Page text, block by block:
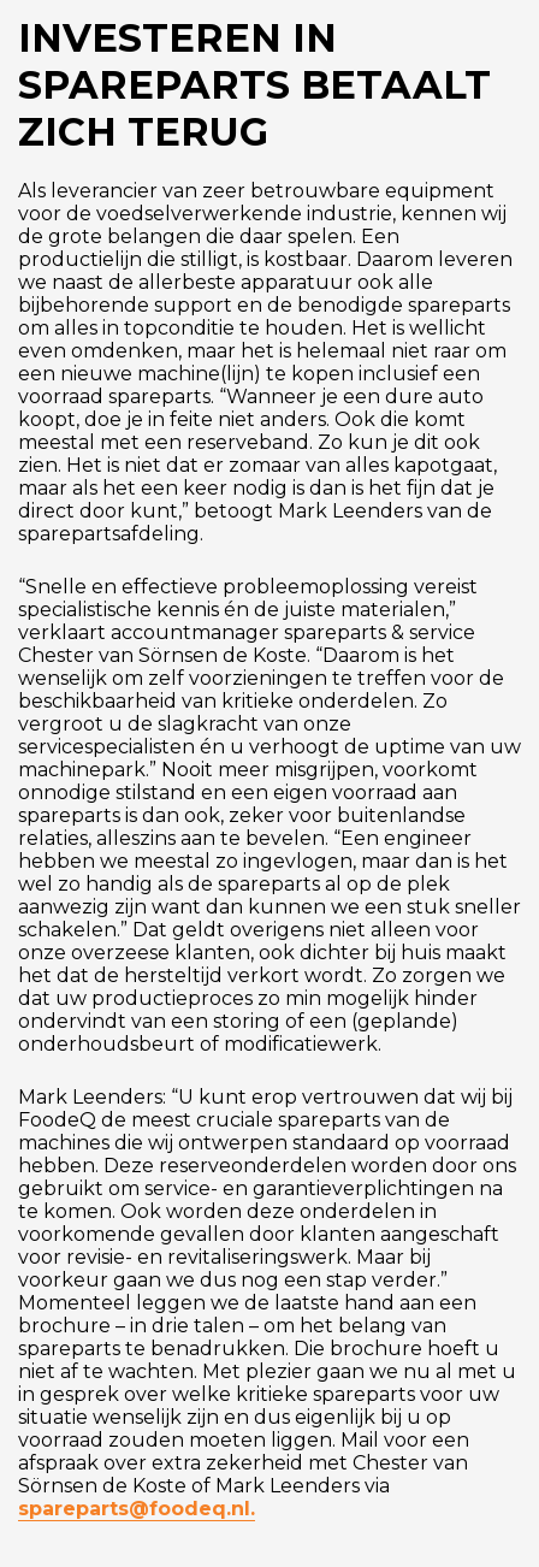
INVESTEREN IN
SPAREPARTS BETAALT
ZICH TERUG
Als leverancier van zeer betrouwbare equipment
voor de voedselverwerkende industrie, kennen wij
de grote belangen die daar spelen. Een
productielijn die stilligt, is kostbaar. Daarom leveren
we naast de allerbeste apparatuur ook alle
bijbehorende support en de benodigde spareparts
om alles in topconditie te houden. Het is wellicht
even omdenken, maar het is helemaal niet raar om
een nieuwe machine(lijn) te kopen inclusief een
voorraad spareparts. “Wanneer je een dure auto
koopt, doe je in feite niet anders. Ook die komt
meestal met een reserveband. Zo kun je dit ook
zien. Het is niet dat er zomaar van alles kapotgaat,
maar als het een keer nodig is dan is het fijn dat je
direct door kunt,” betoogt Mark Leenders van de
sparepartsafdeling.
“Snelle en effectieve probleemoplossing vereist
specialistische kennis én de juiste materialen,”
verklaart accountmanager spareparts & service
Chester van Sörnsen de Koste. “Daarom is het
wenselijk om zelf voorzieningen te treffen voor de
beschikbaarheid van kritieke onderdelen. Zo
vergroot u de slagkracht van onze
servicespecialisten én u verhoogt de uptime van uw
machinepark.” Nooit meer misgrijpen, voorkomt
onnodige stilstand en een eigen voorraad aan
spareparts is dan ook, zeker voor buitenlandse
relaties, alleszins aan te bevelen. “Een engineer
hebben we meestal zo ingevlogen, maar dan is het
wel zo handig als de spareparts al op de plek
aanwezig zijn want dan kunnen we een stuk sneller
schakelen.” Dat geldt overigens niet alleen voor
onze overzeese klanten, ook dichter bij huis maakt
het dat de hersteltijd verkort wordt. Zo zorgen we
dat uw productieproces zo min mogelijk hinder
ondervindt van een storing of een (geplande)
onderhoudsbeurt of modificatiewerk.
Mark Leenders: “U kunt erop vertrouwen dat wij bij
FoodeQ de meest cruciale spareparts van de
machines die wij ontwerpen standaard op voorraad
hebben. Deze reserveonderdelen worden door ons
gebruikt om service- en garantieverplichtingen na
te komen. Ook worden deze onderdelen in
voorkomende gevallen door klanten aangeschaft
voor revisie- en revitaliseringswerk. Maar bij
voorkeur gaan we dus nog een stap verder.”
Momenteel leggen we de laatste hand aan een
brochure – in drie talen – om het belang van
spareparts te benadrukken. Die brochure hoeft u
niet af te wachten. Met plezier gaan we nu al met u
in gesprek over welke kritieke spareparts voor uw
situatie wenselijk zijn en dus eigenlijk bij u op
voorraad zouden moeten liggen. Mail voor een
afspraak over extra zekerheid met Chester van
Sörnsen de Koste of Mark Leenders via
spareparts@foodeq.nl.